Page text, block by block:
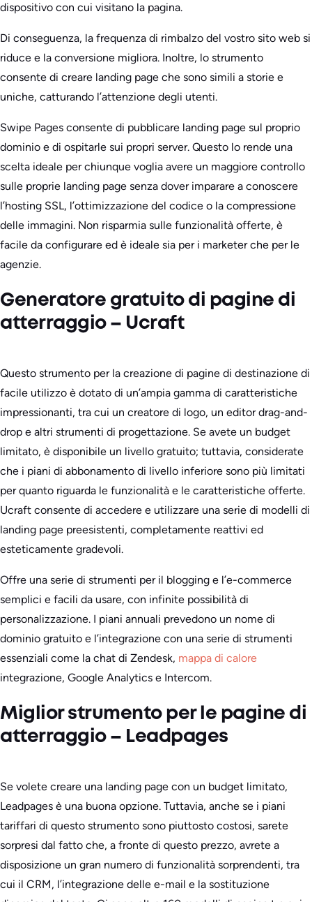
dispositivo con cui visitano la pagina.
Di conseguenza, la frequenza di rimbalzo del vostro sito web si
riduce e la conversione migliora. Inoltre, lo strumento
consente di creare landing page che sono simili a storie e
uniche, catturando l’attenzione degli utenti.
Swipe Pages consente di pubblicare landing page sul proprio
dominio e di ospitarle sui propri server. Questo lo rende una
scelta ideale per chiunque voglia avere un maggiore controllo
sulle proprie landing page senza dover imparare a conoscere
l’hosting SSL, l’ottimizzazione del codice o la compressione
delle immagini. Non risparmia sulle funzionalità offerte, è
facile da configurare ed è ideale sia per i marketer che per le
agenzie.
Generatore gratuito di pagine di
atterraggio – Ucraft
Questo strumento per la creazione di pagine di destinazione di
facile utilizzo è dotato di un’ampia gamma di caratteristiche
impressionanti, tra cui un creatore di logo, un editor drag-and-
drop e altri strumenti di progettazione. Se avete un budget
limitato, è disponibile un livello gratuito; tuttavia, considerate
che i piani di abbonamento di livello inferiore sono più limitati
per quanto riguarda le funzionalità e le caratteristiche offerte.
Ucraft consente di accedere e utilizzare una serie di modelli di
landing page preesistenti, completamente reattivi ed
esteticamente gradevoli.
Offre una serie di strumenti per il blogging e l’e-commerce
semplici e facili da usare, con infinite possibilità di
personalizzazione. I piani annuali prevedono un nome di
dominio gratuito e l’integrazione con una serie di strumenti
essenziali come la chat di Zendesk, mappa di calore
integrazione, Google Analytics e Intercom.
Miglior strumento per le pagine di
atterraggio – Leadpages
Se volete creare una landing page con un budget limitato,
Leadpages è una buona opzione. Tuttavia, anche se i piani
tariffari di questo strumento sono piuttosto costosi, sarete
sorpresi dal fatto che, a fronte di questo prezzo, avrete a
disposizione un gran numero di funzionalità sorprendenti, tra
cui il CRM, l’integrazione delle e-mail e la sostituzione